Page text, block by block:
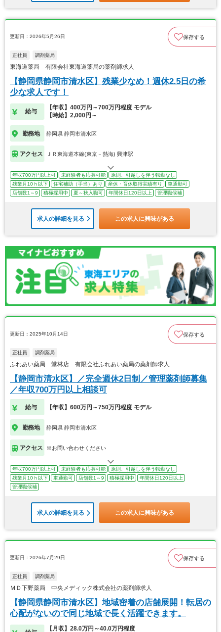
更新日：2026年5月26日 保存する
正社員 調剤薬局
東海道薬局 有限会社東海道薬局の薬剤師求人
【静岡県静岡市清水区】残業少なめ！週休2.5日の希
少な求人です！
給与
【年収】400万円～700万円程度 モデル
【時給】2,000円～
勤務地 静岡県 静岡市清水区
アクセス ＪＲ東海道本線(東京－熱海) 興津駅
年収700万円以上可 未経験者も応募可能
原則、引越しを伴う転勤なし
残業月10ｈ以下
住宅補助（手当）あり 産休・育休取得実績有り
車通勤可
店舗数1～9
積極採用中 夏～秋入職可 年間休日120日以上 管理職候補
求人の詳細を見る この求人に興味がある
更新日：2025年10月14日 保存する
正社員 調剤薬局
ふれあい薬局 堂林店 有限会社ふれあい薬局の薬剤師求人
【静岡市清水区】／完全週休2日制／管理薬剤師募集
／年収700万円以上相談可
給与 【年収】600万円～750万円程度 モデル
勤務地 静岡県 静岡市清水区
アクセス ※お問い合わせください
年収700万円以上可 未経験者も応募可能
原則、引越しを伴う転勤なし
残業月10ｈ以下
車通勤可 店舗数1～9 積極採用中
年間休日120日以上
管理職候補
求人の詳細を見る この求人に興味がある
更新日：2026年7月29日 保存する
正社員 調剤薬局
ＭＤ下野薬局 中央メディック株式会社の薬剤師求人
【静岡県静岡市清水区】地域密着の店舗展開！転居の
心配がないので同じ地域で長く活躍できます。
【月収】28.0万円～40.0万円程度